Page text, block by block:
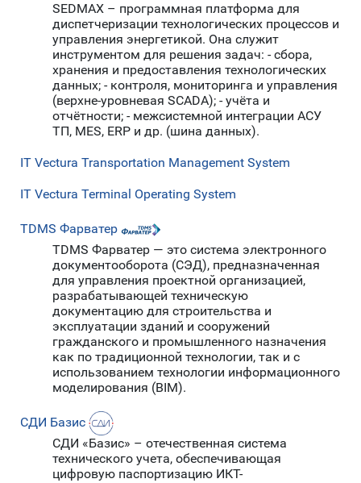
SEDMAX – программная платформа для
диспетчеризации технологических процессов и
управления энергетикой. Она служит
инструментом для решения задач: - сбора,
хранения и предоставления технологических
данных; - контроля, мониторинга и управления
(верхне-уровневая SCADA); - учёта и
отчётности; - межсистемной интеграции АСУ
ТП, MES, ERP и др. (шина данных).
IT Vectura Transportation Management System
IT Vectura Terminal Operating System
TDMS Фарватер
TDMS Фарватер — это система электронного
документооборота (СЭД), предназначенная
для управления проектной организацией,
разрабатывающей техническую
документацию для строительства и
эксплуатации зданий и сооружений
гражданского и промышленного назначения
как по традиционной технологии, так и с
использованием технологии информационного
моделирования (BIM).
СДИ Базис
СДИ «Базис» – отечественная система
технического учета, обеспечивающая
цифровую паспортизацию ИКТ-